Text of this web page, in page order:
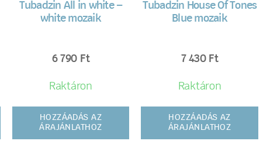
Tubadzin All in white –
white mozaik
6 790 Ft
Raktáron
HOZZÁADÁS AZ
ÁRAJÁNLATHOZ
Tubadzin House Of Tones
Blue mozaik
7 430 Ft
Raktáron
HOZZÁADÁS AZ
ÁRAJÁNLATHOZ